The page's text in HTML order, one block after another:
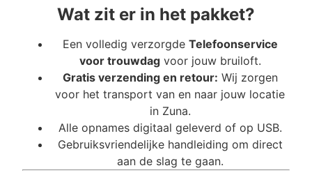
Wat zit er in het pakket?
Een volledig verzorgde Telefoonservice
voor trouwdagvoor jouw bruiloft.
Gratis verzending en retour: Wij zorgen
voor het transport van en naar jouw locatie
in Zuna.
Alle opnames digitaal geleverd of op USB.
Gebruiksvriendelijke handleiding om direct
aan de slag te gaan.